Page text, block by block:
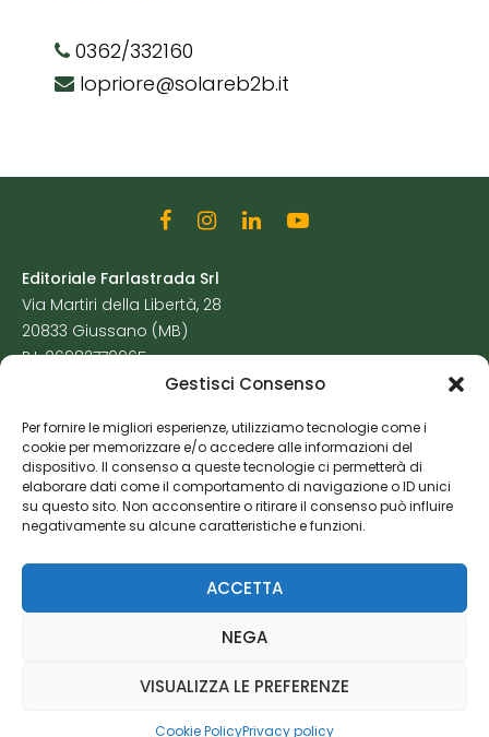
Gestisci Consenso
Per fornire le migliori esperienze, utilizziamo tecnologie come i
cookie per memorizzare e/o accedere alle informazioni del
dispositivo. Il consenso a queste tecnologie ci permetterà di
elaborare dati come il comportamento di navigazione o ID unici
su questo sito. Non acconsentire o ritirare il consenso può influire
negativamente su alcune caratteristiche e funzioni.
ACCETTA
NEGA
VISUALIZZA LE PREFERENZE
Cookie PolicyPrivacy policy
0362/332160
lopriore@solareb2b.it
Editoriale Farlastrada Srl
Via Martiri della Libertà, 28
20833 Giussano (MB)
P.I. 06982770965
Cookie Policy
Risorse Aggiuntive